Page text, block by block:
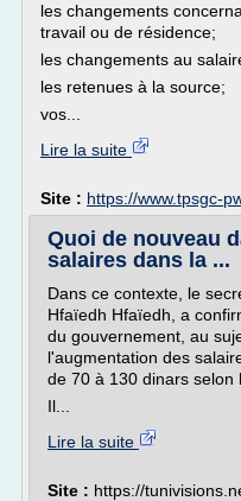
les changements
travail ou de résidence;
les changements au
les retenues à la source;
vos...
Lire la suite
Site : https://www.tpsgc-
Quoi de nouveau
salaires dans la ...
Dans ce contexte, le
Hfaïedh Hfaïedh, a
du gouvernement, au
l'augmentation des
de 70 à 130 dinars selon
Il...
Lire la suite
Site : https://